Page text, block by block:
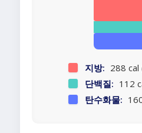
지방: 288 cal
단백질: 112
탄수화물: